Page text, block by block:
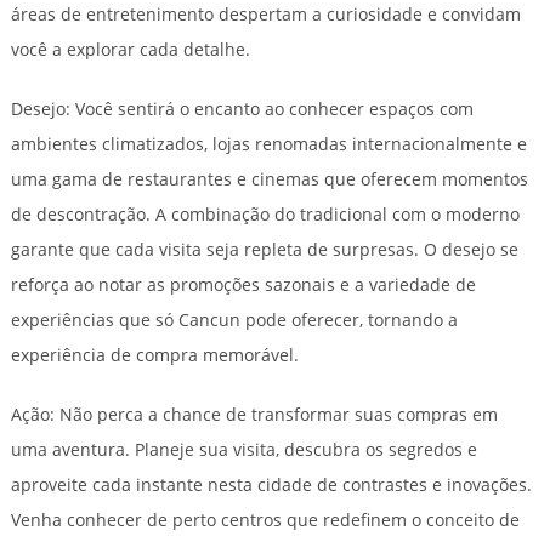
áreas de entretenimento despertam a curiosidade e convidam
você a explorar cada detalhe.
Desejo: Você sentirá o encanto ao conhecer espaços com
ambientes climatizados, lojas renomadas internacionalmente e
uma gama de restaurantes e cinemas que oferecem momentos
de descontração. A combinação do tradicional com o moderno
garante que cada visita seja repleta de surpresas. O desejo se
reforça ao notar as promoções sazonais e a variedade de
experiências que só Cancun pode oferecer, tornando a
experiência de compra memorável.
Ação: Não perca a chance de transformar suas compras em
uma aventura. Planeje sua visita, descubra os segredos e
aproveite cada instante nesta cidade de contrastes e inovações.
Venha conhecer de perto centros que redefinem o conceito de